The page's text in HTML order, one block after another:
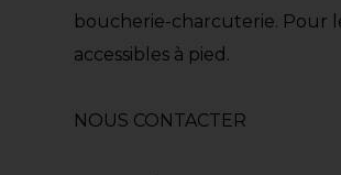
boucherie-charcuterie. Pour
accessibles à pied.
NOUS CONTACTER